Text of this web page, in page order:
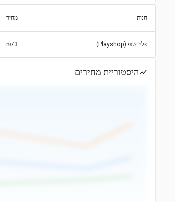
חנות מחיר
פליי שופ (Playshop) ₪73
היסטוריית מחירים